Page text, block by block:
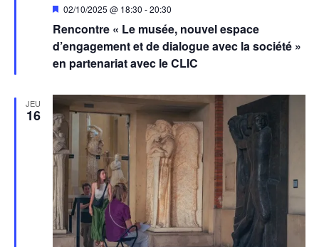
Rencontre « Le musée, nouvel espace
d’engagement et de dialogue avec la société »
en partenariat avec le CLIC
Mis
avant
02/10/2025 @ 18:30 -20:30
JEU
16